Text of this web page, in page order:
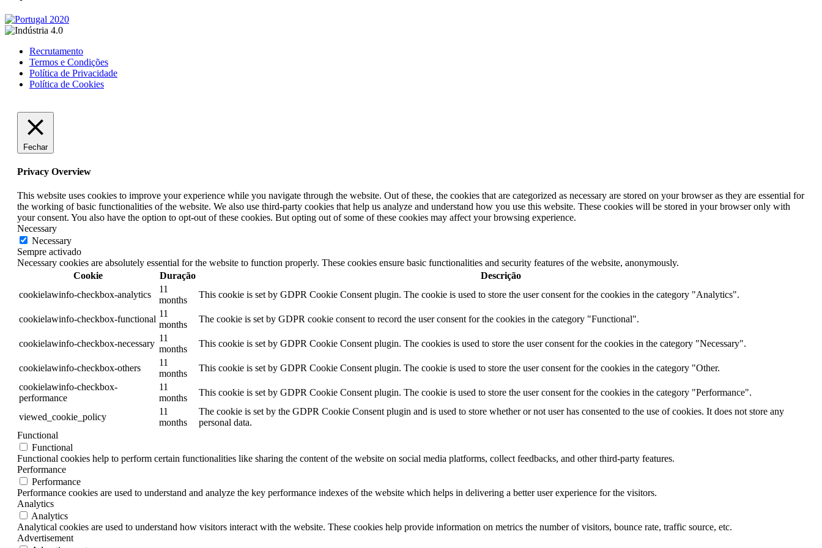
Recrutamento
Termos e Condições
Política de Privacidade
Política de Cookies
Fechar
Privacy Overview
This website uses cookies to improve your experience while you navigate through the website. Out of these, the cookies that are categorized as necessary are stored on your browser as they are essential for
the working of basic functionalities of the website. We also use third-party cookies that help us analyze and understand how you use this website. These cookies will be stored in your browser only with
your consent. You also have the option to opt-out of these cookies. But opting out of some of these cookies may affect your browsing experience.
Necessary
Necessary
Sempre activado
Necessary cookies are absolutely essential for the website to function properly. These cookies ensure basic functionalities and security features of the website, anonymously.
Cookie
Duração
Descrição
cookielawinfo-checkbox-analytics
11
months
This cookie is set by GDPR Cookie Consent plugin. The cookie is used to store the user consent for the cookies in the category "Analytics".
cookielawinfo-checkbox-functional
11
months
The cookie is set by GDPR cookie consent to record the user consent for the cookies in the category "Functional".
cookielawinfo-checkbox-necessary
11
months
This cookie is set by GDPR Cookie Consent plugin. The cookies is used to store the user consent for the cookies in the category "Necessary".
cookielawinfo-checkbox-others
11
months
This cookie is set by GDPR Cookie Consent plugin. The cookie is used to store the user consent for the cookies in the category "Other.
cookielawinfo-checkbox-
performance
11
months
This cookie is set by GDPR Cookie Consent plugin. The cookie is used to store the user consent for the cookies in the category "Performance".
viewed_cookie_policy
11
months
The cookie is set by the GDPR Cookie Consent plugin and is used to store whether or not user has consented to the use of cookies. It does not store any
personal data.
Functional
Functional
Functional cookies help to perform certain functionalities like sharing the content of the website on social media platforms, collect feedbacks, and other third-party features.
Performance
Performance
Performance cookies are used to understand and analyze the key performance indexes of the website which helps in delivering a better user experience for the visitors.
Analytics
Analytics
Analytical cookies are used to understand how visitors interact with the website. These cookies help provide information on metrics the number of visitors, bounce rate, traffic source, etc.
Advertisement